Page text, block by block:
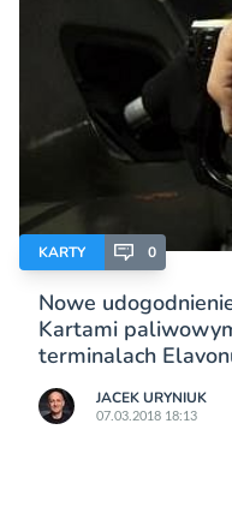
KARTY 0
Nowe
Kartami
terminalach
JACEK URYNIUK
07.03.2018 18:13